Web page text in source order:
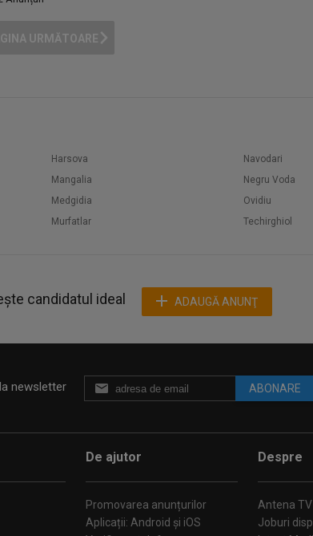
URMĂTOARE
Harsova
Mangalia
Medgidia
Murfatlar
Navodari
Negru Voda
Ovidiu
Techirghiol
candidatul ideal ADAUGĂ ANUNŢ
newsletter ABONARE
De ajutor
Promovarea anunțurilor
Aplicații: Android și iOS
Despre
Antena TV
Joburi